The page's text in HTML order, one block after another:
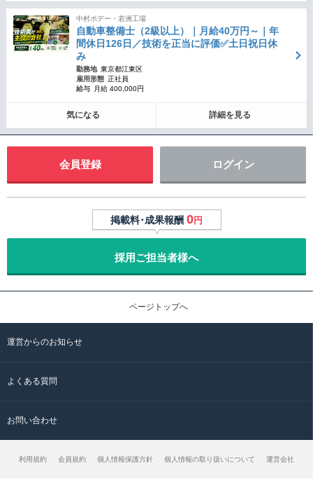
中村ボデー・若洲工場
自動車整備士（2級以上）｜月給40万円～｜年
間休日126日／技術を正当に評価✅土日祝日休
み
勤務地 東京都江東区
雇用形態 正社員
給与
月給 400,000円
気になる 詳細を見る
会員登録 ログイン
掲載料･成果報酬 0円
採用ご担当者様へ
ページトップへ
運営からのお知らせ
よくある質問
お問い合わせ
利用規約 会員規約 個人情報保護方針 個人情報の取り扱いについて 運営会社